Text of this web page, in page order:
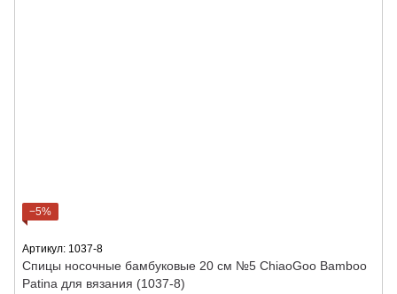
−5%
Артикул: 1037-8
Спицы носочные бамбуковые 20 см №5 ChiaoGoo Bamboo
Patina для вязания (1037-8)